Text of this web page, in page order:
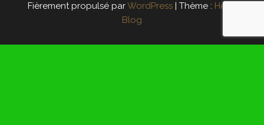
Fièrement propulsé parWordPress | Thème : Head
Blog